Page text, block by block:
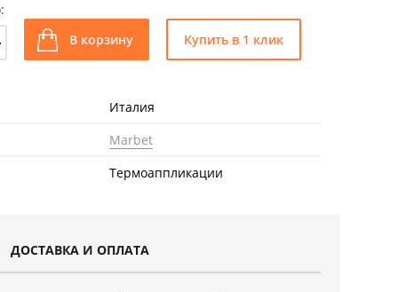
В корзину Купить в 1 клик
Италия
Marbet
Термоаппликации
ДОСТАВКА И ОПЛАТА